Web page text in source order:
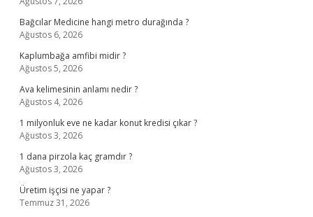
Bağcılar Medicine hangi metro durağında ?
Ağustos 6, 2026
Kaplumbağa amfibi midir ?
Ağustos 5, 2026
Ava kelimesinin anlamı nedir ?
Ağustos 4, 2026
1 milyonluk eve ne kadar konut kredisi çıkar ?
Ağustos 3, 2026
1 dana pirzola kaç gramdır ?
Ağustos 3, 2026
Üretim işçisi ne yapar ?
Temmuz 31, 2026